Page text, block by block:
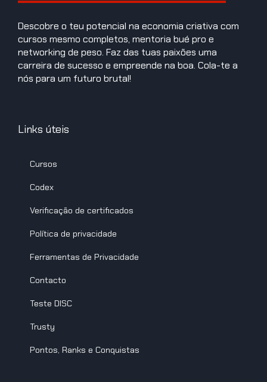
Descobre o teu potencial na economia criativa com
cursos mesmo completos, mentoria bué pro e
networking de peso. Faz das tuas paixões uma
carreira de sucesso e empreende na boa. Cola-te a
nós para um futuro brutal!
Links úteis
Cursos
Codex
Verificação de certificados
Política de privacidade
Ferramentas de Privacidade
Contacto
Teste DISC
Trusty
Pontos, Ranks e Conquistas